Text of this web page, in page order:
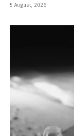
5 August, 2026